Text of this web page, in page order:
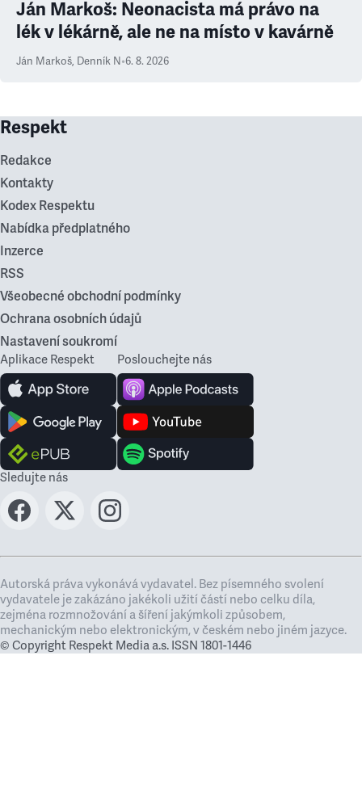
Ján Markoš: Neonacista má právo na
lék v lékárně, ale ne na místo v kavárně
Ján Markoš, Denník N•6. 8. 2026
Respekt
Redakce
Kontakty
Kodex Respektu
Nabídka předplatného
Inzerce
RSS
Všeobecné obchodní podmínky
Ochrana osobních údajů
Nastavení soukromí
Aplikace Respekt Poslouchejte nás
Sledujte nás
Autorská práva vykonává vydavatel. Bez písemného svolení
vydavatele je zakázáno jakékoli užití částí nebo celku díla,
zejména rozmnožování a šíření jakýmkoli způsobem,
mechanickým nebo elektronickým, v českém nebo jiném jazyce.
© Copyright Respekt Media a.s. ISSN 1801-1446